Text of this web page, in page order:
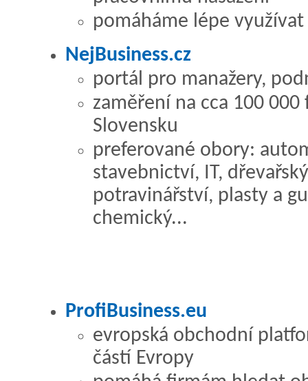
pomáháme lépe
NejBusiness.cz
portál pro manažery,
zaměření na cca 100
Slovensku
preferované obory:
stavebnictví, IT,
potravinářství, plasty a
chemický...
ProfiBusiness.eu
evropská obchodní
částí Evropy